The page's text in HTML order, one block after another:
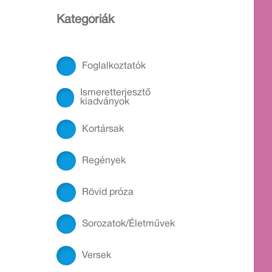
Kategóriák
Foglalkoztatók
Ismeretterjesztő
kiadványok
Kortársak
Regények
Rövid próza
Sorozatok/Életművek
Versek